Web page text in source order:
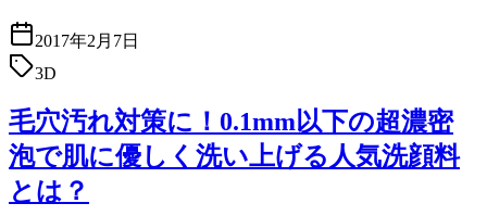
2017年2月7日
3D
毛穴汚れ対策に！0.1mm以下の超濃密
泡で肌に優しく洗い上げる人気洗顔料
とは？